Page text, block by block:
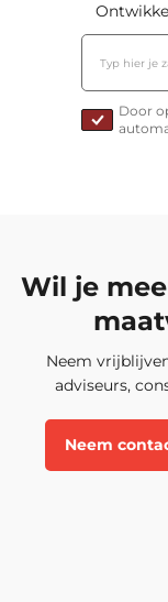
Door
Wil je
Neem
adviseurs,
Neem